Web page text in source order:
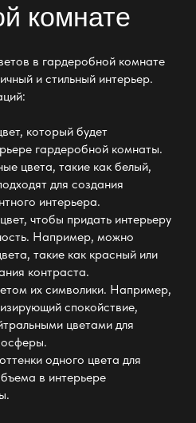
комнате
в гардеробнойкомнате
и стильный интерьер.
который будет
гардеробной комнаты.
цвета, такие как белый,
для создания
интерьера.
чтобы придать интерьеру
Например, можно
такие как красный или
контраста.
их символики. Например,
спокойствие,
цветами для
оттенки одного цвета для
в интерьере